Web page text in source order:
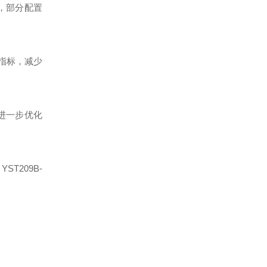
部分配置
标，减少
一步优化